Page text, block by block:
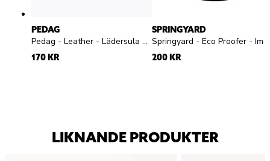
PEDAG
Pedag - Leather - Lädersula med aktivt kol
170 KR
SPRINGYARD
200 KR
LIKNANDE PRODUKTER